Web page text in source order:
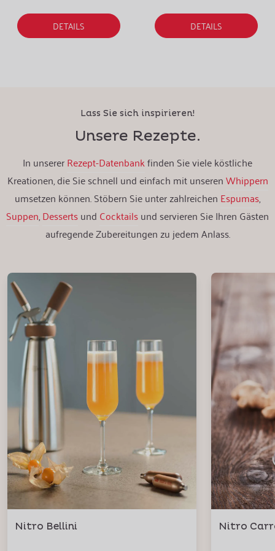
DETAILS DETAILS
Lass Sie sich inspirieren!
Unsere Rezepte.
In unsererRezept-Datenbankfinden Sie viele köstliche
Kreationen, die Sie schnell und einfach mit unserenWhippern
umsetzen können. Stöbern Sie unter zahlreichen Espumas,
Suppen,Dessertsund Cocktailsund servieren Sie Ihren Gästen
aufregende Zubereitungen zu jedem Anlass.
Nitro Bellini Nitro